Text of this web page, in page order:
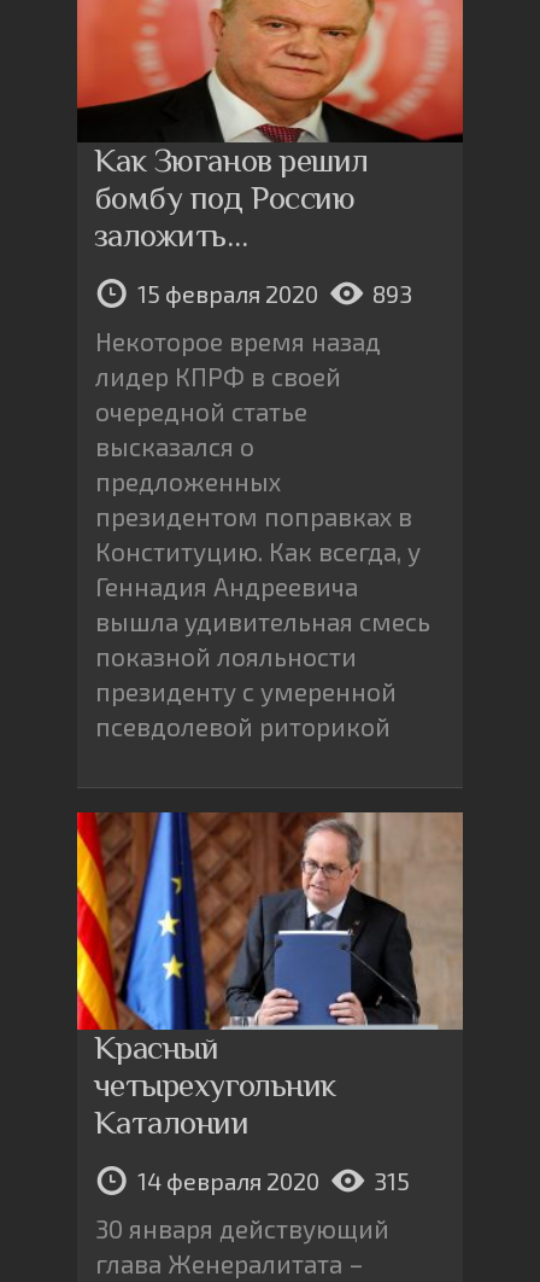
Как Зюганов решил
бомбу под Россию
заложить…
15 февраля 2020 893
Некоторое время назад
лидер КПРФ в своей
очередной статье
высказался о
предложенных
президентом поправках в
Конституцию. Как всегда, у
Геннадия Андреевича
вышла удивительная смесь
показной лояльности
президенту с умеренной
псевдолевой риторикой
Красный
четырехугольник
Каталонии
14 февраля 2020 315
30 января действующий
глава Женералитата –